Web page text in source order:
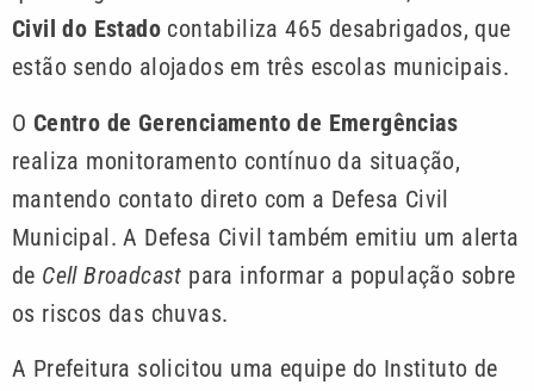
Civil do Estado contabiliza 465 desabrigados, que
estão sendo alojados em três escolas municipais.
O Centro de Gerenciamento de Emergências
realiza monitoramento contínuo da situação,
mantendo contato direto com a Defesa Civil
Municipal. A Defesa Civil também emitiu um alerta
de Cell Broadcast para informar a população sobre
os riscos das chuvas.
A Prefeitura solicitou uma equipe do Instituto de